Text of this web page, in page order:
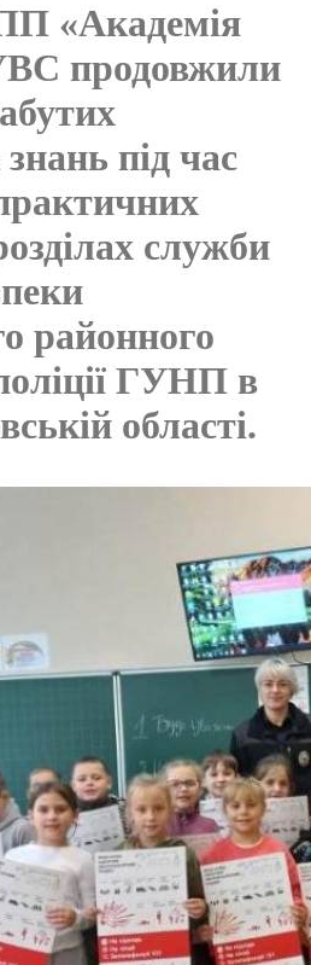
«Академія
продовжили
під час
служби
районного
ГУНП в
області.